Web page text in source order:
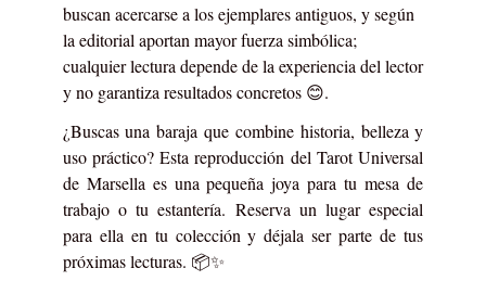
buscan acercarse a los ejemplares antiguos, y según
la editorial aportan mayor fuerza simbólica;
cualquier lectura depende de la experiencia del lector
y no garantiza resultados concretos 😊.
¿Buscas una baraja que combine historia, belleza y
uso práctico? Esta reproducción del Tarot Universal
de Marsella es una pequeña joya para tu mesa de
trabajo o tu estantería. Reserva un lugar especial
para ella en tu colección y déjala ser parte de tus
próximas lecturas. 📦✨